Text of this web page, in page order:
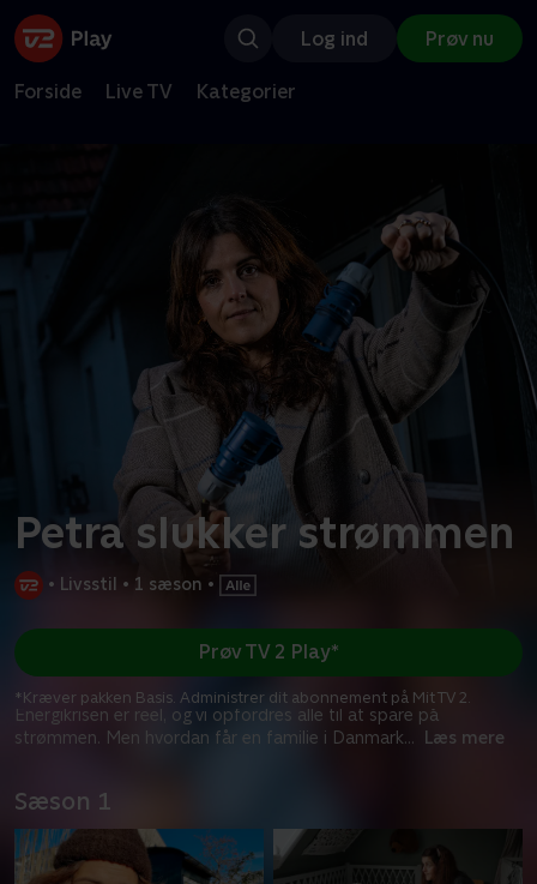
Log ind Prøv nu
Forside Live TV Kategorier
Petra slukker strømmen
• Livsstil • 1 sæson •
Energikrisen er reel, og vi opfordres alle til at spare på
strømmen. Men hvordan får en familie i Danmark... Læs mere
Prøv TV 2 Play*
*Kræver pakken Basis. Administrer dit abonnement på Mit TV 2.
Sæson 1